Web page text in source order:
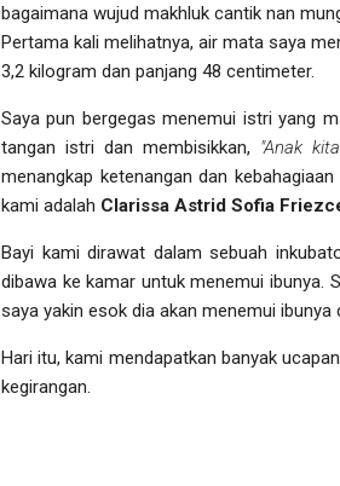
bagaimana wujud makhluk cantik nan
Pertama kali melihatnya, air mata saya
3,2 kilogram dan panjang 48 centimeter.
Saya pun bergegas menemui istri yang
tangan istri dan membisikkan, "Anak
menangkap ketenangan dan
kami adalah Clarissa Astrid Sofia
Bayi kami dirawat dalam sebuah
dibawa ke kamar untuk menemui ibunya.
saya yakin esok dia akan menemui ibunya
Hari itu, kami mendapatkan banyak
kegirangan.